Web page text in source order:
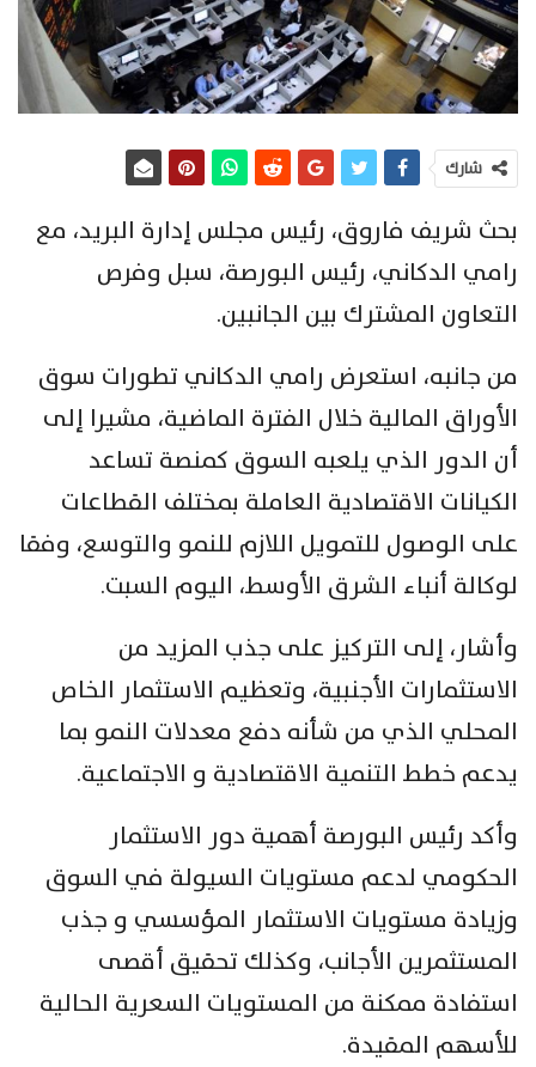
شارك
بحث شريف فاروق، رئيس مجلس إدارة البريد، مع
رامي الدكاني، رئيس البورصة، سبل وفرص
التعاون المشترك بين الجانبين.
من جانبه، استعرض رامي الدكاني تطورات سوق
الأوراق المالية خلال الفترة الماضية، مشيرا إلى
أن الدور الذي يلعبه السوق كمنصة تساعد
الكيانات الاقتصادية العاملة بمختلف القطاعات
على الوصول للتمويل اللازم للنمو والتوسع، وفقا
لوكالة أنباء الشرق الأوسط، اليوم السبت.
وأشار، إلى التركيز على جذب المزيد من
الاستثمارات الأجنبية، وتعظيم الاستثمار الخاص
المحلي الذي من شأنه دفع معدلات النمو بما
يدعم خطط التنمية الاقتصادية و الاجتماعية.
وأكد رئيس البورصة أهمية دور الاستثمار
الحكومي لدعم مستويات السيولة في السوق
وزيادة مستويات الاستثمار المؤسسي و جذب
المستثمرين الأجانب، وكذلك تحقيق أقصى
استفادة ممكنة من المستويات السعرية الحالية
للأسهم المقيدة.